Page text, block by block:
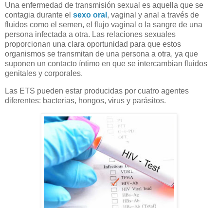
Una enfermedad de transmisión sexual es aquella que se
contagia durante el sexo oral , vaginal y anal a través de
fluidos como el semen, el flujo vaginal o la sangre de una
persona infectada a otra. Las relaciones sexuales
proporcionan una clara oportunidad para que estos
organismos se transmitan de una persona a otra, ya que
suponen un contacto íntimo en que se intercambian fluidos
genitales y corporales.
Las ETS pueden estar producidas por cuatro agentes
diferentes: bacterias, hongos, virus y parásitos.